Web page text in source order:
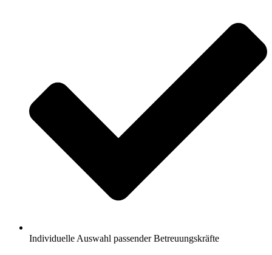
Individuelle Auswahl passender Betreuungskräfte